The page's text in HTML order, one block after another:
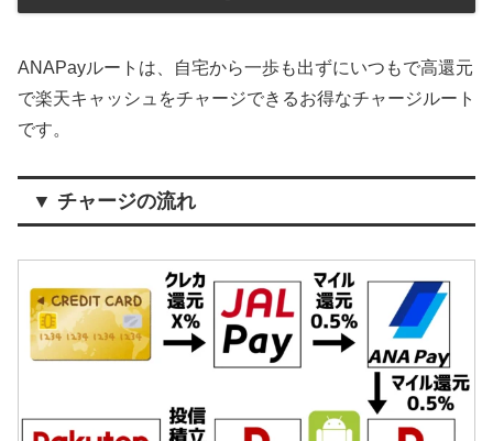
ANAPayルートは、自宅から一歩も出ずにいつもで高還元
で楽天キャッシュをチャージできるお得なチャージルート
です。
▼ チャージの流れ